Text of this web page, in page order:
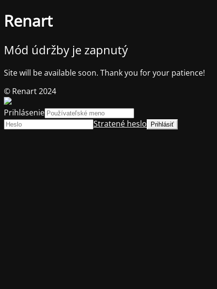
Renart
Mód údržby je zapnutý
Site will be available soon. Thank you for your patience!
© Renart 2024
Prihlásenie
Stratené heslo